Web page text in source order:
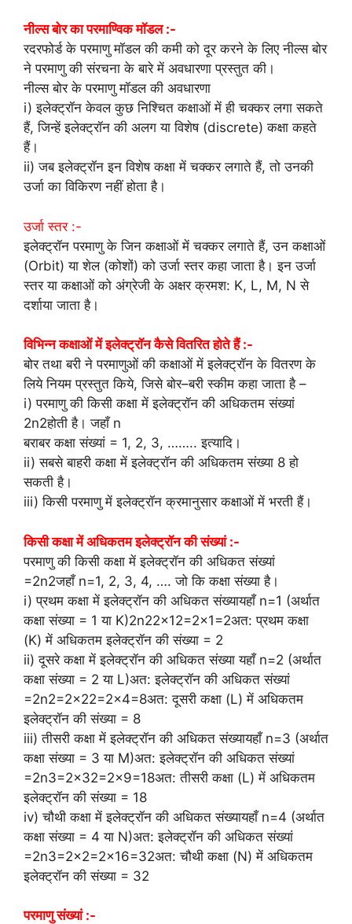
नील्स बोर का परमाण्विक मॉडल :-
रदरफोर्ड के परमाणु मॉडल की कमी को दूर करने के लिए नील्स बोर
ने परमाणु की संरचना के बारे में अवधारणा प्रस्तुत की।
नील्स बोर के परमाणु मॉडल की अवधारणा
i) इलेक्ट्रॉन केवल कुछ निश्चित कक्षाओं में ही चक्कर लगा सकते
हैं, जिन्हें इलेक्ट्रॉन की अलग या विशेष (discrete) कक्षा कहते
हैं।
ii) जब इलेक्ट्रॉन इन विशेष कक्षा में चक्कर लगाते हैं, तो उनकी
उर्जा का विकिरण नहीं होता है।
उर्जा स्तर :-
इलेक्ट्रॉन परमाणु के जिन कक्षाओं में चक्कर लगाते हैं, उन कक्षाओं
(Orbit) या शेल (कोशों) को उर्जा स्तर कहा जाता है। इन उर्जा
स्तर या कक्षाओं को अंग्रेजी के अक्षर क्रमश: K, L, M, N से
दर्शाया जाता है।
विभिन्न कक्षाओं में इलेक्ट्रॉन कैसे वितरित होते हैं :-
बोर तथा बरी ने परमाणुओं की कक्षाओं में इलेक्ट्रॉन के वितरण के
लिये नियम प्रस्तुत किये, जिसे बोर–बरी स्कीम कहा जाता है –
i) परमाणु की किसी कक्षा में इलेक्ट्रॉन की अधिकतम संख्यां
2n2होती है। जहाँ n
बराबर कक्षा संख्यां = 1, 2, 3, …….. इत्यादि।
ii) सबसे बाहरी कक्षा में इलेक्ट्रॉन की अधिकतम संख्या 8 हो
सकती है।
iii) किसी परमाणु में इलेक्ट्रॉन क्रमानुसार कक्षाओं में भरती हैं।
किसी कक्षा में अधिकतम इलेक्ट्रॉन की संख्यां :-
परमाणु की किसी कक्षा में इलेक्ट्रॉन की अधिकत संख्यां
=2n2जहाँ n=1, 2, 3, 4, …. जो कि कक्षा संख्या है।
i) प्रथम कक्षा में इलेक्ट्रॉन की अधिकत संख्यायहाँ n=1 (अर्थात
कक्षा संख्या = 1 या K)2n22×12=2×1=2अत: प्रथम कक्षा
(K) में अधिकतम इलेक्ट्रॉन की संख्या = 2
ii) दूसरे कक्षा में इलेक्ट्रॉन की अधिकत संख्या यहाँ n=2 (अर्थात
कक्षा संख्या = 2 या L)अत: इलेक्ट्रॉन की अधिकत संख्यां
=2n2=2×22=2×4=8अत: दूसरी कक्षा (L) में अधिकतम
इलेक्ट्रॉन की संख्या = 8
iii) तीसरी कक्षा में इलेक्ट्रॉन की अधिकत संख्यायहाँ n=3 (अर्थात
कक्षा संख्या = 3 या M)अत: इलेक्ट्रॉन की अधिकत संख्यां
=2n3=2×32=2×9=18अत: तीसरी कक्षा (L) में अधिकतम
इलेक्ट्रॉन की संख्या = 18
iv) चौथी कक्षा में इलेक्ट्रॉन की अधिकत संख्यायहाँ n=4 (अर्थात
कक्षा संख्या = 4 या N)अत: इलेक्ट्रॉन की अधिकत संख्यां
=2n3=2×2=2×16=32अत: चौथी कक्षा (N) में अधिकतम
इलेक्ट्रॉन की संख्या = 32
परमाणु संख्यां :-